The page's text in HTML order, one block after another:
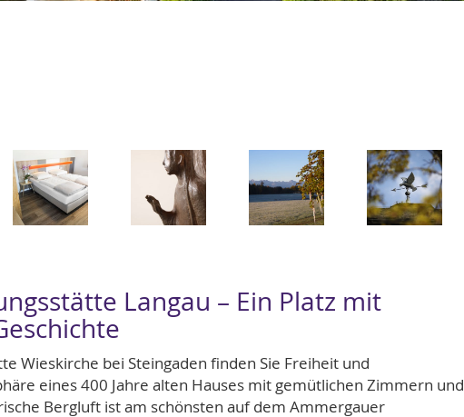
Image Image Image Image
Langau – Ein Platz mit
Wieskirche bei Steingaden finden Sie Freiheit und
eines 400 Jahre alten Hauses mit gemütlichen Zimmern und
Bergluft ist am schönsten auf dem Ammergauer